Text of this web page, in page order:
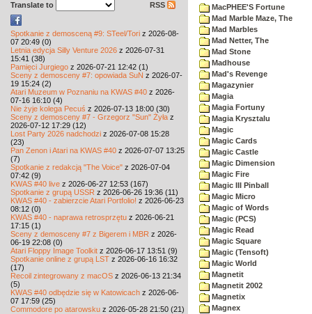
Translate to RSS
Spotkanie z demosceną #9: STeel/Tori z 2026-08-
07 20:49 (0)
Letnia edycja Silly Venture 2026 z 2026-07-31
15:41 (38)
Pamięci Jurgiego z 2026-07-21 12:42 (1)
Sceny z demosceny #7: opowiada SuN z 2026-07-
19 15:24 (2)
Atari Muzeum w Poznaniu na KWAS #40 z 2026-
07-16 16:10 (4)
Nie żyje kolega Pecuś z 2026-07-13 18:00 (30)
Sceny z demosceny #7 - Grzegorz "Sun" Żyła z
2026-07-12 17:29 (12)
Lost Party 2026 nadchodzi z 2026-07-08 15:28
(23)
Pan Zenon i Atari na KWAS #40 z 2026-07-07 13:25
(7)
Spotkanie z redakcją "The Voice" z 2026-07-04
07:42 (9)
KWAS #40 live z 2026-06-27 12:53 (167)
Spotkanie z grupą USSR z 2026-06-26 19:36 (11)
KWAS #40 - zabierzcie Atari Portfolio! z 2026-06-23
08:12 (0)
KWAS #40 - naprawa retrosprzętu z 2026-06-21
17:15 (1)
Sceny z demosceny #7 z Bigerem i MBR z 2026-
06-19 22:08 (0)
Atari Floppy Image Toolkit z 2026-06-17 13:51 (9)
Spotkanie online z grupą LST z 2026-06-16 16:32
(17)
Recoil zintegrowany z macOS z 2026-06-13 21:34
(5)
KWAS #40 odbędzie się w Katowicach z 2026-06-
07 17:59 (25)
Commodore po atarowsku z 2026-05-28 21:50 (21)
MacPHEE'S Fortune
Mad Marble Maze, The
Mad Marbles
Mad Netter, The
Mad Stone
Madhouse
Mad's Revenge
Magazynier
Magia
Magia Fortuny
Magia Krysztalu
Magic
Magic Cards
Magic Castle
Magic Dimension
Magic Fire
Magic III Pinball
Magic Micro
Magic of Words
Magic (PCS)
Magic Read
Magic Square
Magic (Tensoft)
Magic World
Magnetit
Magnetit 2002
Magnetix
Magnex